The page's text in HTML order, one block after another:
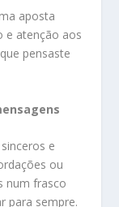
aposta
e atenção aos
pensaste
e
ou
num frasco
para sempre.